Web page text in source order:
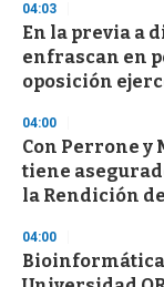
04:03
En la previa a
enfrascan en
oposición
04:00
Con Perrone y
tiene
la Rendición
04:00